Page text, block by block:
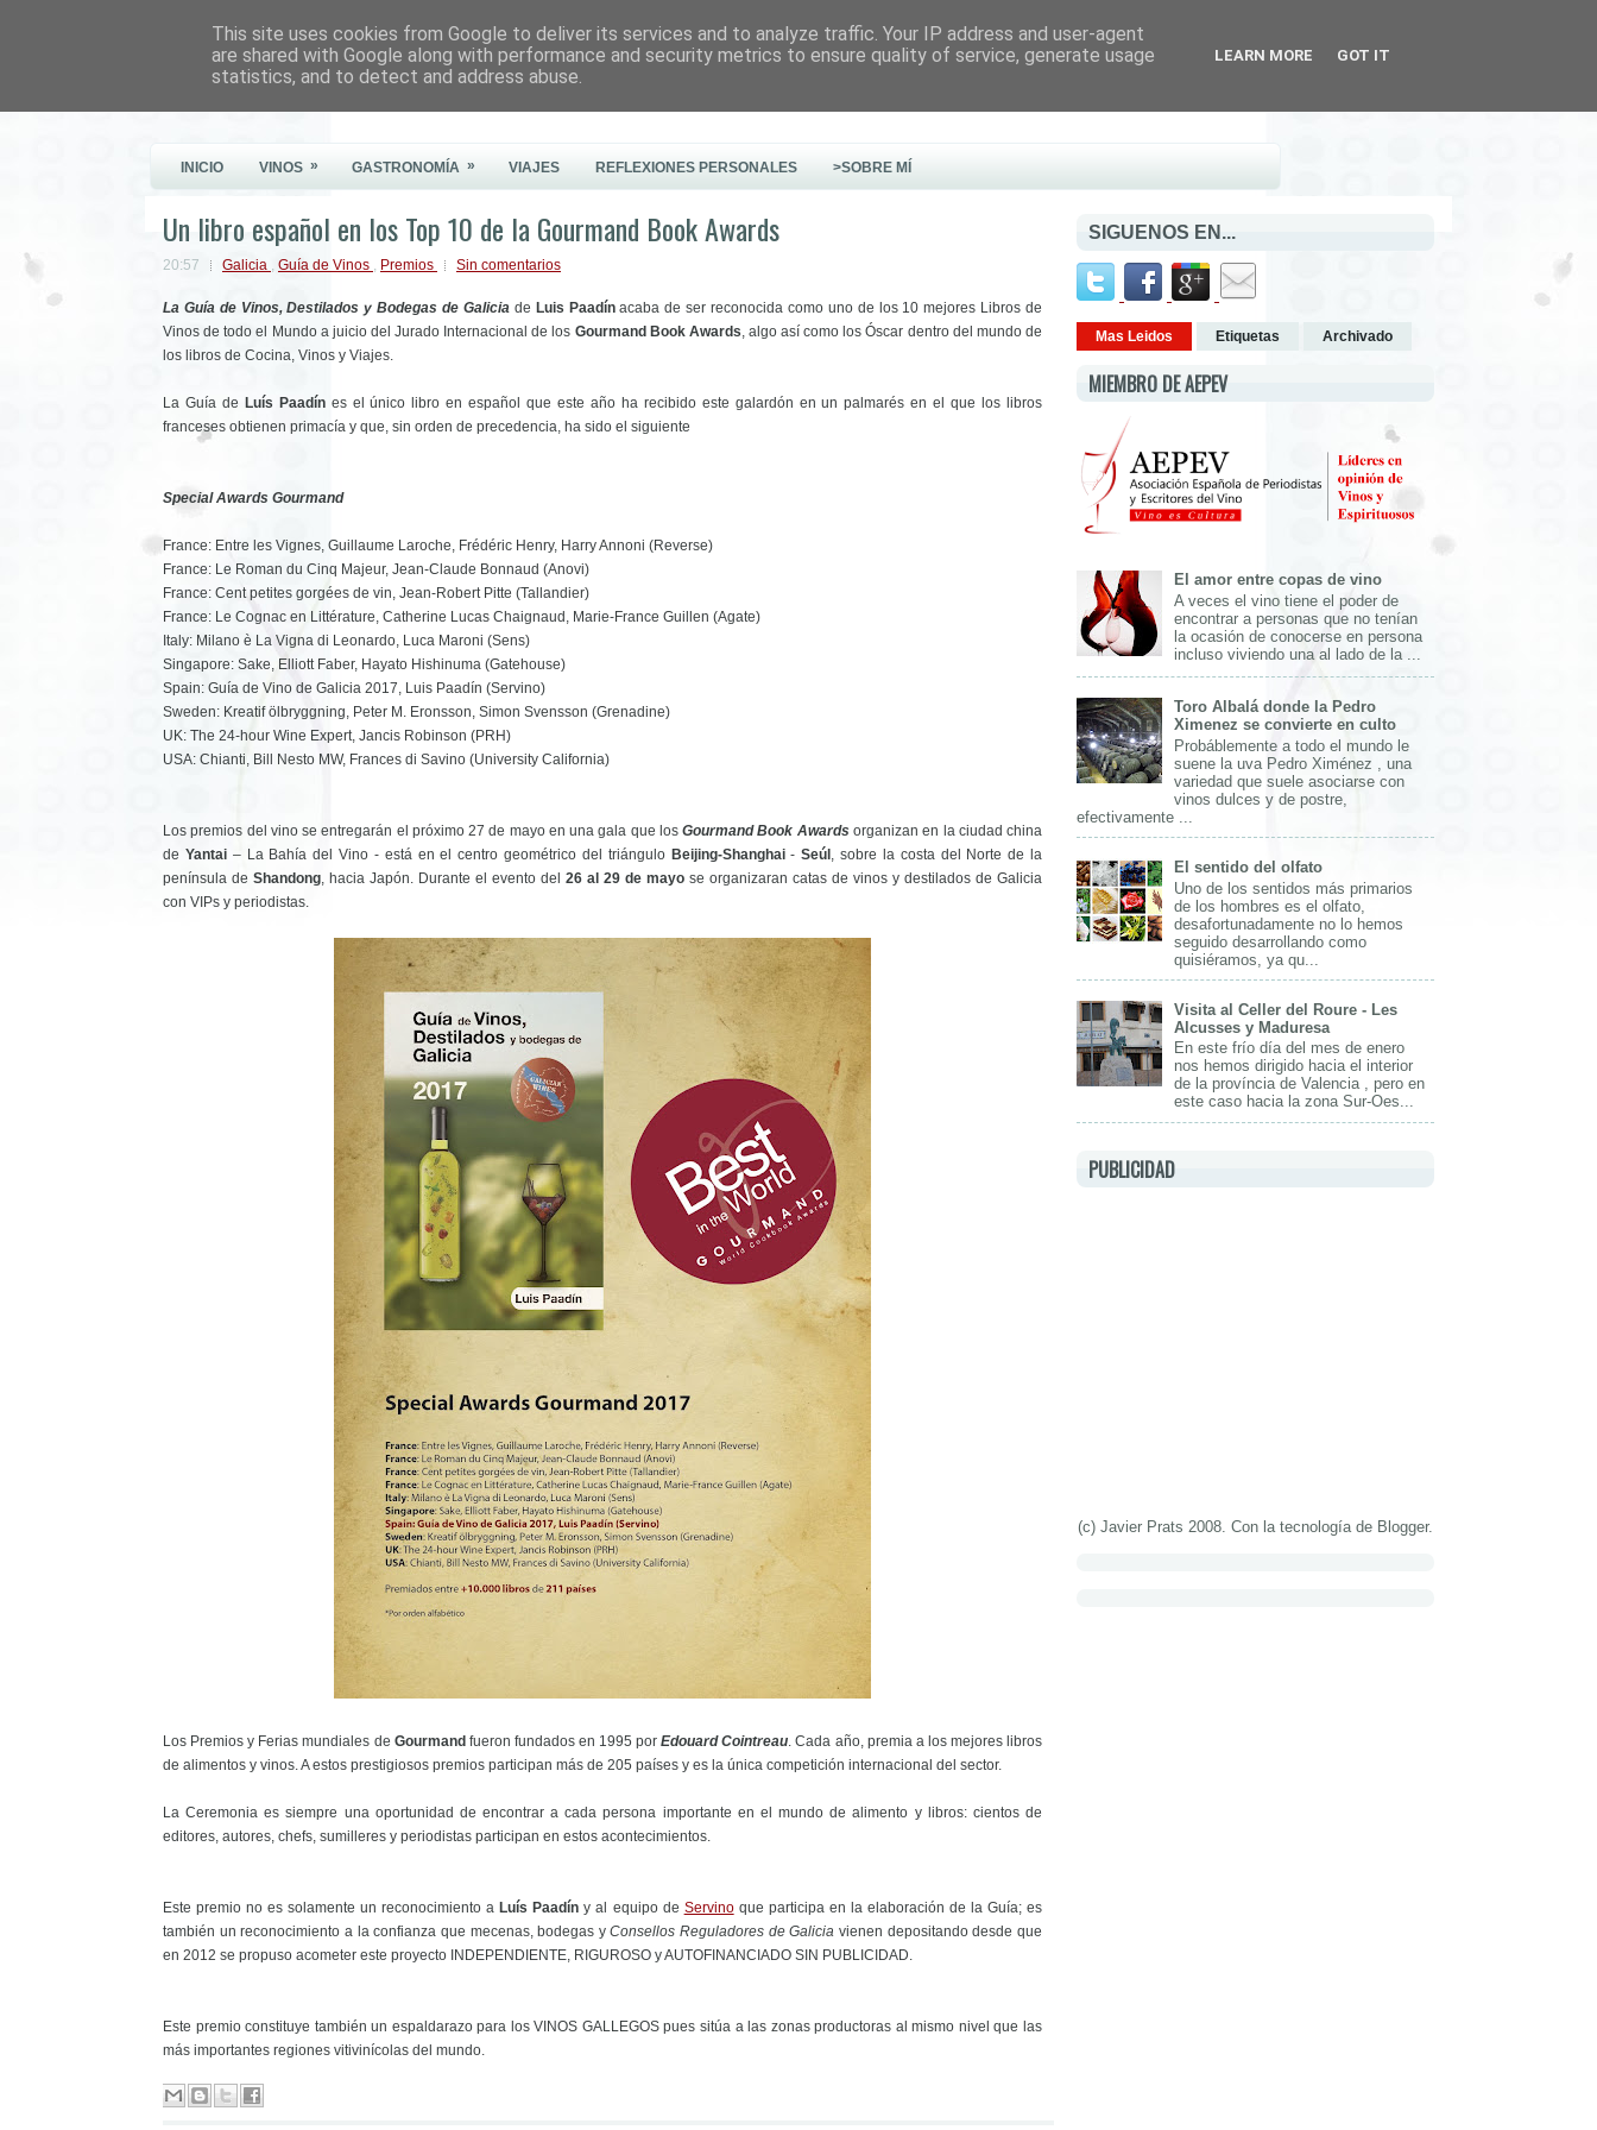
Este Vino Me Gusta
INICIO VINOS » GASTRONOMÍA » VIAJES REFLEXIONES PERSONALES >SOBRE MÍ
Un libro español en los Top 10 de la Gourmand Book Awards
20:57 Galicia , Guía de Vinos , Premios Sin comentarios
La Guía de Vinos, Destilados y Bodegas de Galiciade Luis Paadínacaba de ser reconocida como uno de los 10 mejores Libros de
Vinos de todo el Mundo a juicio del Jurado Internacional de los Gourmand Book Awards, algo así como los Óscar dentro del mundo de
los libros de Cocina, Vinos y Viajes.
La Guía de Luís Paadínes el único libro en español que este año ha recibido este galardón en un palmarés en el que los libros
franceses obtienen primacía y que, sin orden de precedencia, ha sido el siguiente
Special Awards Gourmand
France: Entre les Vignes, Guillaume Laroche, Frédéric Henry, Harry Annoni (Reverse)
France: Le Roman du Cinq Majeur, Jean-Claude Bonnaud (Anovi)
France: Cent petites gorgées de vin, Jean-Robert Pitte (Tallandier)
France: Le Cognac en Littérature, Catherine Lucas Chaignaud, Marie-France Guillen (Agate)
Italy: Milano è La Vigna di Leonardo, Luca Maroni (Sens)
Singapore: Sake, Elliott Faber, Hayato Hishinuma (Gatehouse)
Spain: Guía de Vino de Galicia 2017, Luis Paadín (Servino)
Sweden: Kreatif ölbryggning, Peter M. Eronsson, Simon Svensson (Grenadine)
UK: The 24-hour Wine Expert, Jancis Robinson (PRH)
USA: Chianti, Bill Nesto MW, Frances di Savino (University California)
Los premios del vino se entregarán el próximo 27 de mayo en una gala que losGourmand Book Awards organizan en la ciudad china
de Yantai– La Bahía del Vino - está en el centro geométrico del triángulo Beijing-Shanghai-Seúl , sobre la costa del Norte de la
península de Shandong, hacia Japón. Durante el evento del 26 al 29 de mayo se organizaran catas de vinos y destilados de Galicia
con VIPs y periodistas.
Los Premios y Ferias mundiales de Gourmand fueron fundados en 1995 porEdouard Cointreau. Cada año, premia a los mejores libros
de alimentos y vinos. A estos prestigiosos premios participan más de 205 países y es la única competición internacional del sector.
La Ceremonia es siempre una oportunidad de encontrar a cada persona importante en el mundo de alimento y libros: cientos de
editores, autores, chefs, sumilleres y periodistas participan en estos acontecimientos.
Este premio no es solamente un reconocimiento a Luís Paadín y al equipo de Servinoque participa en la elaboración de la Guía; es
también un reconocimiento a la confianza que mecenas, bodegas yConsellos Reguladores de Galicia vienen depositando desde que
en 2012 se propuso acometer este proyecto INDEPENDIENTE, RIGUROSO y AUTOFINANCIADO SIN PUBLICIDAD.
Este premio constituye también un espaldarazo para los VINOS GALLEGOS pues sitúa a las zonas productoras al mismo nivel que las
más importantes regiones vitivinícolas del mundo.
SIGUENOS EN...
Mas Leidos Etiquetas Archivado
MIEMBRO DE AEPEV
El amor entre copas de vino
A veces el vino tiene el poder de
encontrar a personas que no tenían
la ocasión de conocerse en persona
incluso viviendo una al lado de la ...
Toro Albalá donde la Pedro
Ximenez se convierte en culto
Probáblemente a todo el mundo le
suene la uva Pedro Ximénez , una
variedad que suele asociarse con
vinos dulces y de postre,
efectivamente ...
El sentido del olfato
Uno de los sentidos más primarios
de los hombres es el olfato,
desafortunadamente no lo hemos
seguido desarrollando como
quisiéramos, ya qu...
Visita al Celler del Roure - Les
Alcusses y Maduresa
En este frío día del mes de enero
nos hemos dirigido hacia el interior
de la província de Valencia , pero en
este caso hacia la zona Sur-Oes...
PUBLICIDAD
(c) Javier Prats 2008. Con la tecnología de Blogger.
This site uses cookies from Google to deliver its services and to analyze traffic. Your IP address and user-agent
are shared with Google along with performance and security metrics to ensure quality of service, generate usage
statistics, and to detect and address abuse.
LEARN MORE GOT IT